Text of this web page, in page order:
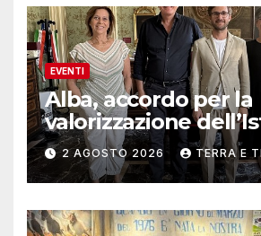
EVENTI
Alba, accordo per la
valorizzazione
musicale Rocca
2 AGOSTO 2026 TERRA E